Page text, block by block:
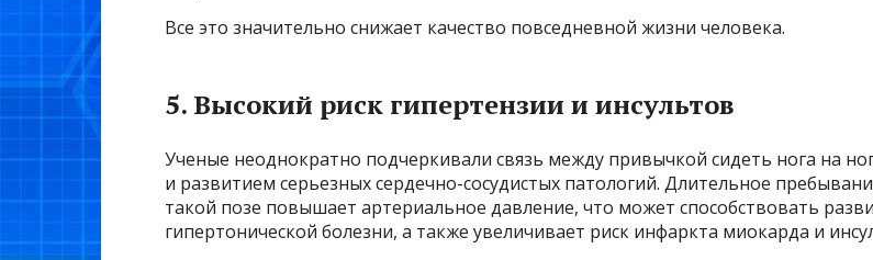
Все это значительно снижает качество повседневной жизни человека.
5. Высокий риск гипертензии и инсультов
Ученые неоднократно подчеркивали связь между привычкой сидеть нога на
и развитием серьезных сердечно-сосудистых патологий. Длительное
такой позе повышает артериальное давление, что может способствовать
гипертонической болезни, а также увеличивает риск инфаркта миокарда и